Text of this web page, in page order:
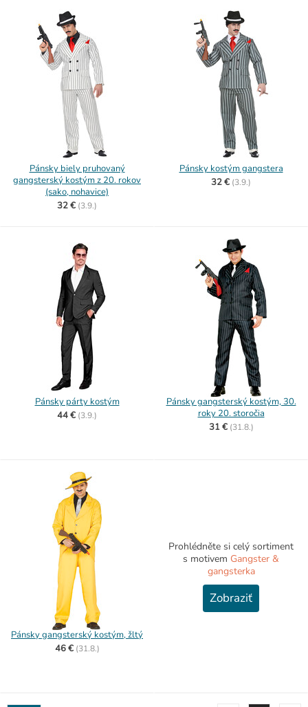
Pánsky biely pruhovaný
gangsterský kostým z 20. rokov
(sako, nohavice)
32 € (3.9.)
Pánsky kostým gangstera
32 € (3.9.)
Pánsky párty kostým
44 € (3.9.)
Pánsky gangsterský kostým, 30.
roky 20. storočia
31 € (31.8.)
Pánsky gangsterský kostým, žltý
46 € (31.8.)
Prohlédněte si celý sortiment
s motivem Gangster &
gangsterka
Zobraziť